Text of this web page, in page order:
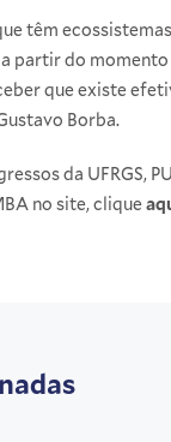
têm
partir do
que existe
Borba.
da UFRGS,
no site, clique